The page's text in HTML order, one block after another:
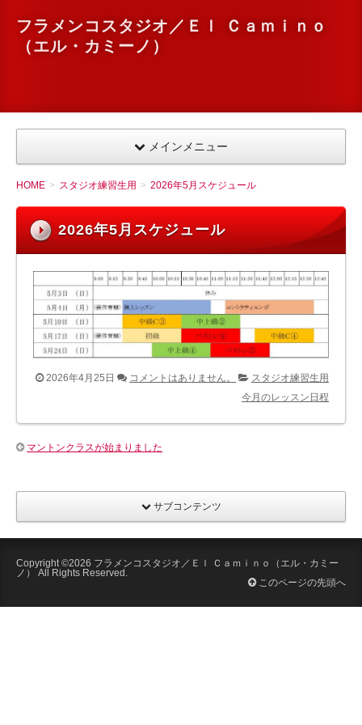
フラメンコスタジオ／Ｅｌ Ｃａｍｉｎｏ
（エル・カミーノ）
メインメニュー
HOME スタジオ練習生用 2026年5月スケジュール
2026年5月スケジュール
2026年4月25日 コメントはありません。
スタジオ練習生用
今月のレッスン日程
マントンクラスが始まりました
サブコンテンツ
Copyright ©2026 フラメンコスタジオ／Ｅｌ Ｃａｍｉｎｏ（エル・カミー
ノ）
All Rights Reserved.
このページの先頭へ